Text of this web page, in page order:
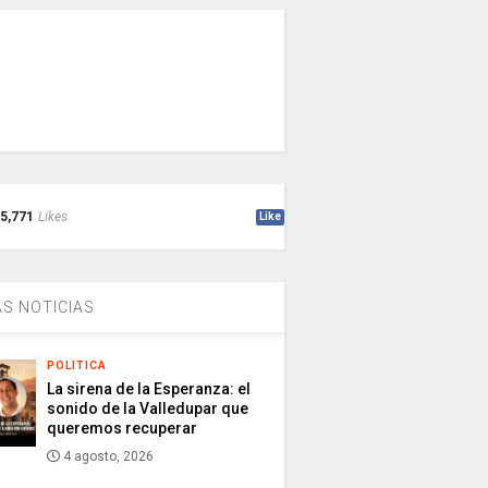
5,771 Likes Like
NOTICIAS
POLITICA
La sirena de la Esperanza: el
sonido de la Valledupar que
queremos recuperar
4 agosto, 2026